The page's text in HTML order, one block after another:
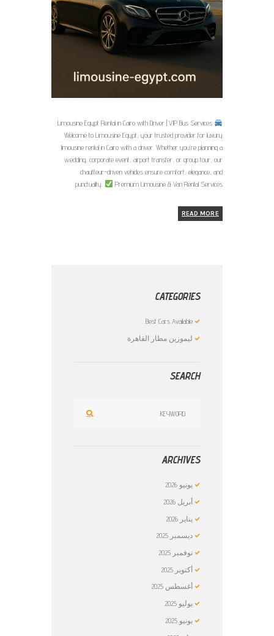
Limousine Egypt Rental in Cairo with Driver | VIP Bus Services
Welcome to Limousine Egypt, your trusted provider for luxury
limousine rental in Cairo with a driver. Whether you’re planning a
wedding, corporate event, airport transfer, or group tour, our
chauffeur-driven vehicles ensure comfort, elegance, and
punctuality.
Premium Limousine & Van Rental Services
READ MORE
CATEGORIES
Best Cars Available
ليموزين مطار القاهرة
SEARCH
ARCHIVES
يونيو2026
أبريل2026
يناير2026
ديسمبر2025
نوفمبر2025
أكتوبر2025
أغسطس2025
يوليو2025
يونيو2025